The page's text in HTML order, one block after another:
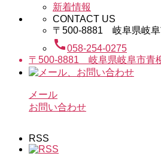
新着情報
CONTACT US
〒500-8881 岐阜県岐阜
call058-254-0275
〒500-8881 岐阜県岐阜市青
メール
お問い合わせ
RSS